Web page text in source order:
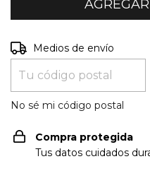
Entregas para el CP:
Medios de envío
No sé mi código postal
Compra protegida
Tus datos cuidados